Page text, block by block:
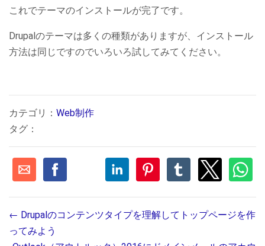
これでテーマのインストールが完了です。
Drupalのテーマは多くの種類がありますが、インストール
方法は同じですのでいろいろ試してみてください。
カテゴリ： Web制作
タグ：
← Drupalのコンテンツタイプを理解してトップページを作
ってみよう